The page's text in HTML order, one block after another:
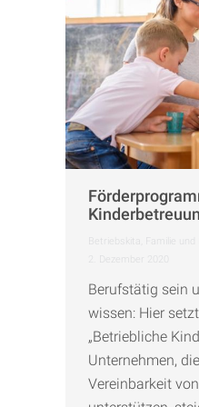
Betriebskita Familie und
2. Dezember 2020
Berufstätig sein
wissen: Hier
„Betriebliche
Unternehmen,
Vereinbarkeit